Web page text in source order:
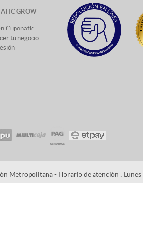
GROW
Cuponatic
tu negocio
Metropolitana - Horario de atención :